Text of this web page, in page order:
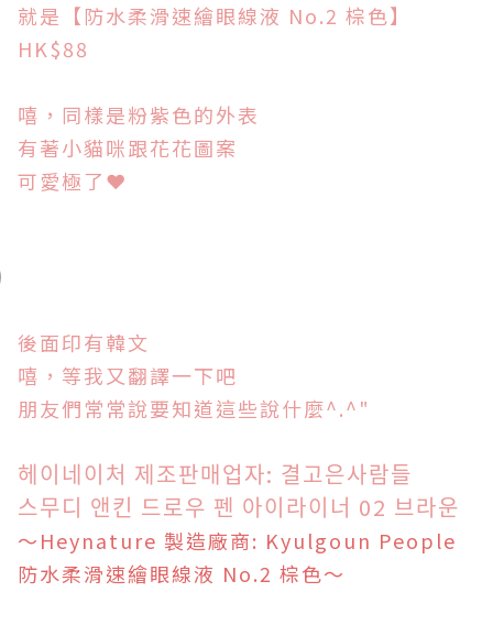
就是 【防水柔滑速繪眼線液 No.2 棕色】
HK$88
嘻，同樣是粉紫色的外表
有著小貓咪跟花花圖案
可愛極了❤
後面印有韓文
嘻，等我又翻譯一下吧
朋友們常常說要知道這些說什麼^.^"
헤이네이처 제조판매업자: 결고은사람들
스무디 앤킨 드로우 펜 아이라이너 02 브라운
～Heynature 製造廠商: Kyulgoun People
防水柔滑速繪眼線液 No.2 棕色～